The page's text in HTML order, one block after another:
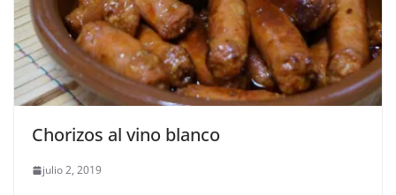
Chorizos al vino blanco
julio 2, 2019